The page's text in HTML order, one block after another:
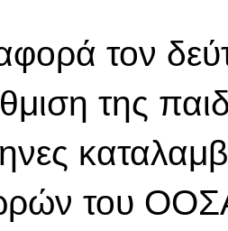
τον
της
του ΟΟΣΑ